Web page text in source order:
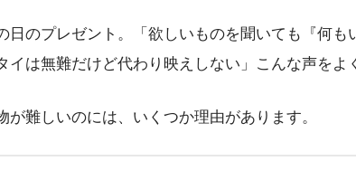
日のプレゼント。「欲しいものを聞いても『何も
イは無難だけど代わり映えしない」こんな声をよ
が難しいのには、いくつか理由があります。